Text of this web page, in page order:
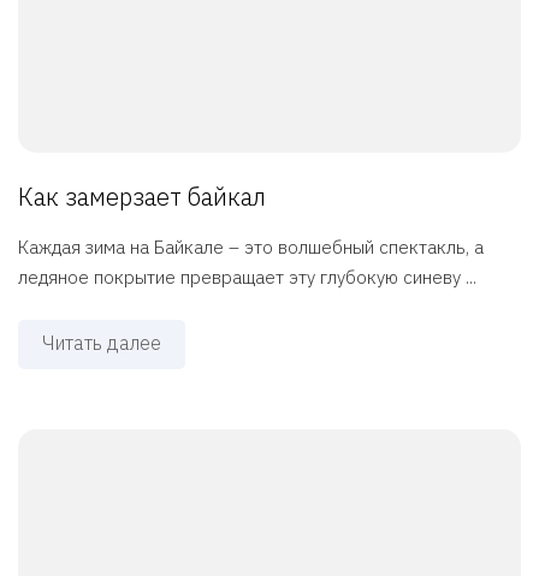
Как замерзает байкал
Каждая зима на Байкале – это волшебный спектакль, а
ледяное покрытие превращает эту глубокую синеву ...
Читать далее